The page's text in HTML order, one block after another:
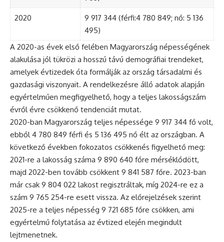
2020
9 917 344 (férfi:4 780 849; nő: 5 136
495)
A 2020-as évek első felében Magyarország népességének
alakulása jól tükrözi a hosszú távú demográfiai trendeket,
amelyek évtizedek óta formálják az ország társadalmi és
gazdasági viszonyait. A rendelkezésre álló adatok alapján
egyértelműen megfigyelhető, hogy a teljes lakosságszám
évről évre csökkenő tendenciát mutat.
2020-ban Magyarország teljes népessége 9 917 344 fő volt,
ebből 4 780 849 férfi és 5 136 495 nő élt az országban. A
következő években fokozatos csökkenés figyelhető meg:
2021-re a lakosság száma 9 890 640 főre mérséklődött,
majd 2022-ben tovább csökkent 9 841 587 főre. 2023-ban
már csak 9 804 022 lakost regisztráltak, míg 2024-re ez a
szám 9 765 254-re esett vissza. Az előrejelzések szerint
2025-re a teljes népesség 9 721 685 főre csökken, ami
egyértelmű folytatása az évtized elején megindult
lejtmenetnek.